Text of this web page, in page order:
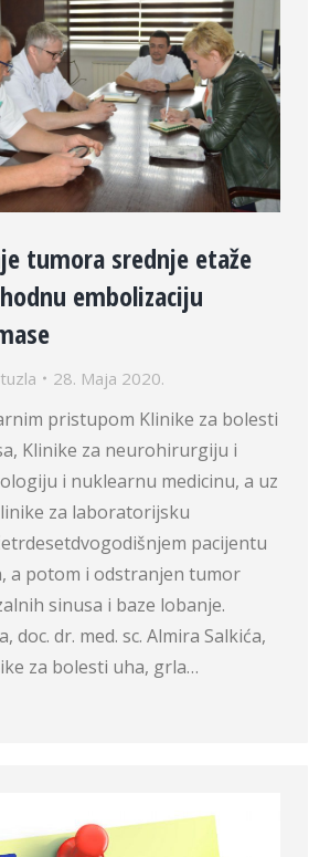
tumora srednje etaže
embolizaciju
28. Maja 2020.
pristupom Klinike za bolesti
Klinike za neurohirurgiju i
i nuklearnu medicinu, a uz
za laboratorijsku
pacijentu
a potom i odstranjen tumor
sinusa i baze lobanje.
doc. dr. med. sc. Almira Salkića,
za bolesti uha, grla…